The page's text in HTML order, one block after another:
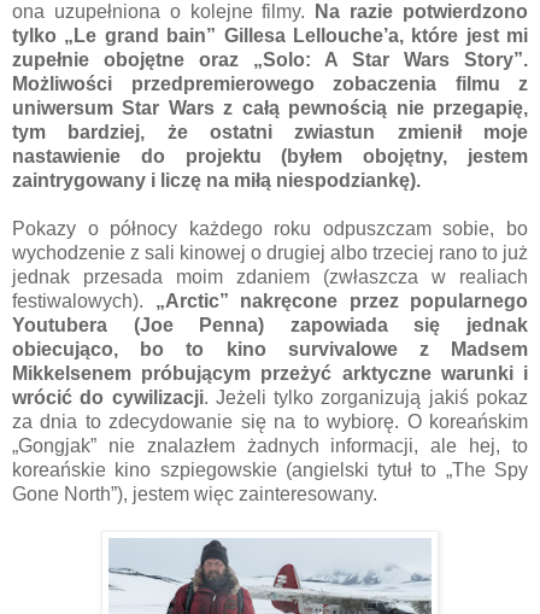
ona uzupełniona o kolejne filmy.
Na razie potwierdzono
tylko „Le grand bain” Gillesa Lellouche’a, które jest mi
zupełnie obojętne oraz „Solo: A Star Wars Story”.
Możliwości przedpremierowego zobaczenia filmu z
uniwersum Star Wars z całą pewnością nie przegapię,
tym bardziej, że ostatni zwiastun zmienił moje
nastawienie do projektu (byłem obojętny, jestem
zaintrygowany i liczę na miłą niespodziankę).
Pokazy o północy każdego roku odpuszczam sobie, bo
wychodzenie z sali kinowej o drugiej albo trzeciej rano to już
jednak przesada moim zdaniem (zwłaszcza w realiach
festiwalowych). „Arctic” nakręcone przez popularnego
Youtubera (Joe Penna) zapowiada się jednak
obiecująco, bo to kino survivalowe z Madsem
Mikkelsenem próbującym przeżyć arktyczne warunki i
wrócić do cywilizacji. Jeżeli tylko zorganizują jakiś pokaz
za dnia to zdecydowanie się na to wybiorę. O koreańskim
„Gongjak” nie znalazłem żadnych informacji, ale hej, to
koreańskie kino szpiegowskie (angielski tytuł to „The Spy
Gone North”), jestem więc zainteresowany.